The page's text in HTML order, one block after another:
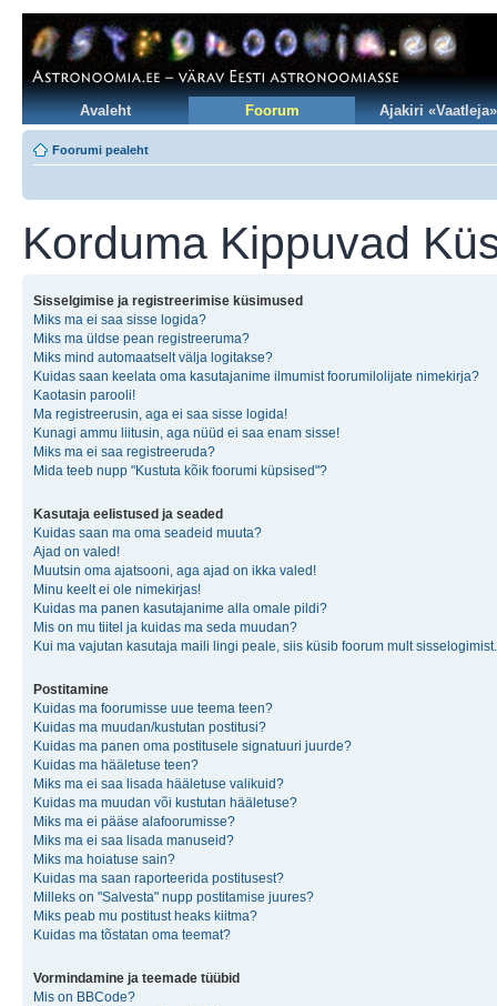
Avaleht Foorum Ajakiri «Vaatleja»
Foorumi pealeht
Korduma Kippuvad
Sisselgimise ja registreerimise küsimused
Miks ma ei saa sisse logida?
Miks ma üldse pean registreeruma?
Miks mind automaatselt välja logitakse?
Kuidas saan keelata oma kasutajanime ilmumist foorumilolijate nimekirja?
Kaotasin parooli!
Ma registreerusin, aga ei saa sisse logida!
Kunagi ammu liitusin, aga nüüd ei saa enam sisse!
Miks ma ei saa registreeruda?
Mida teeb nupp "Kustuta kõik foorumi küpsised"?
Kasutaja eelistused ja seaded
Kuidas saan ma oma seadeid muuta?
Ajad on valed!
Muutsin oma ajatsooni, aga ajad on ikka valed!
Minu keelt ei ole nimekirjas!
Kuidas ma panen kasutajanime alla omale pildi?
Mis on mu tiitel ja kuidas ma seda muudan?
Kui ma vajutan kasutaja maili lingi peale, siis küsib foorum mult sisselogimist.
Postitamine
Kuidas ma foorumisse uue teema teen?
Kuidas ma muudan/kustutan postitusi?
Kuidas ma panen oma postitusele signatuuri juurde?
Kuidas ma hääletuse teen?
Miks ma ei saa lisada hääletuse valikuid?
Kuidas ma muudan või kustutan hääletuse?
Miks ma ei pääse alafoorumisse?
Miks ma ei saa lisada manuseid?
Miks ma hoiatuse sain?
Kuidas ma saan raporteerida postitusest?
Milleks on "Salvesta" nupp postitamise juures?
Miks peab mu postitust heaks kiitma?
Kuidas ma tõstatan oma teemat?
Vormindamine ja teemade tüübid
Mis on BBCode?